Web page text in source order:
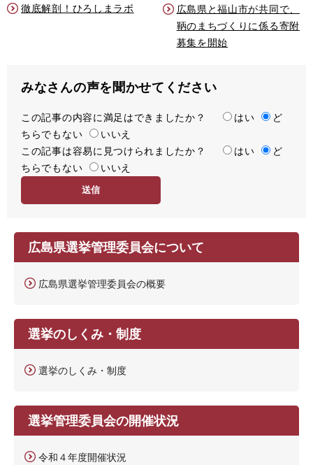
徹底解剖！ひろしまラボ
広島県と福山市が共同で、
鞆のまちづくりに係る寄附
募集を開始
みなさんの声を聞かせてください
満
足
度
この記事の内容に満足はできましたか？ はい
ど
ちらでもない
いいえ
容
易
この記事は容易に見つけられましたか？ はい
ど
ちらでもない
いいえ
広島県選挙管理委員会について
広島県選挙管理委員会の概要
選挙のしくみ・制度
選挙のしくみ・制度
選挙管理委員会の開催状況
令和４年度開催状況